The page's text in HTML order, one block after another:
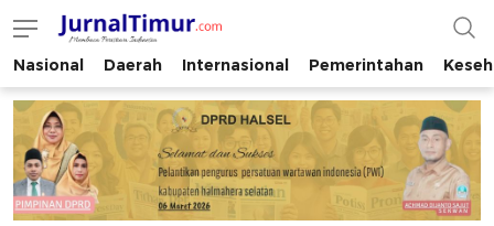
JurnalTimur.com
Membaca Peristiwa Indonesia
Nasional Daerah Internasional Pemerintahan